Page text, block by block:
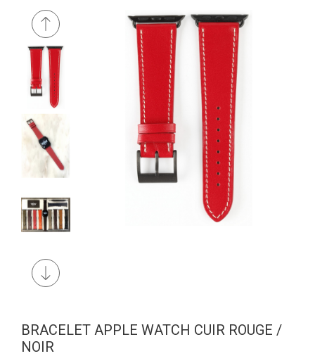
BRACELET APPLE WATCH CUIR ROUGE /
NOIR